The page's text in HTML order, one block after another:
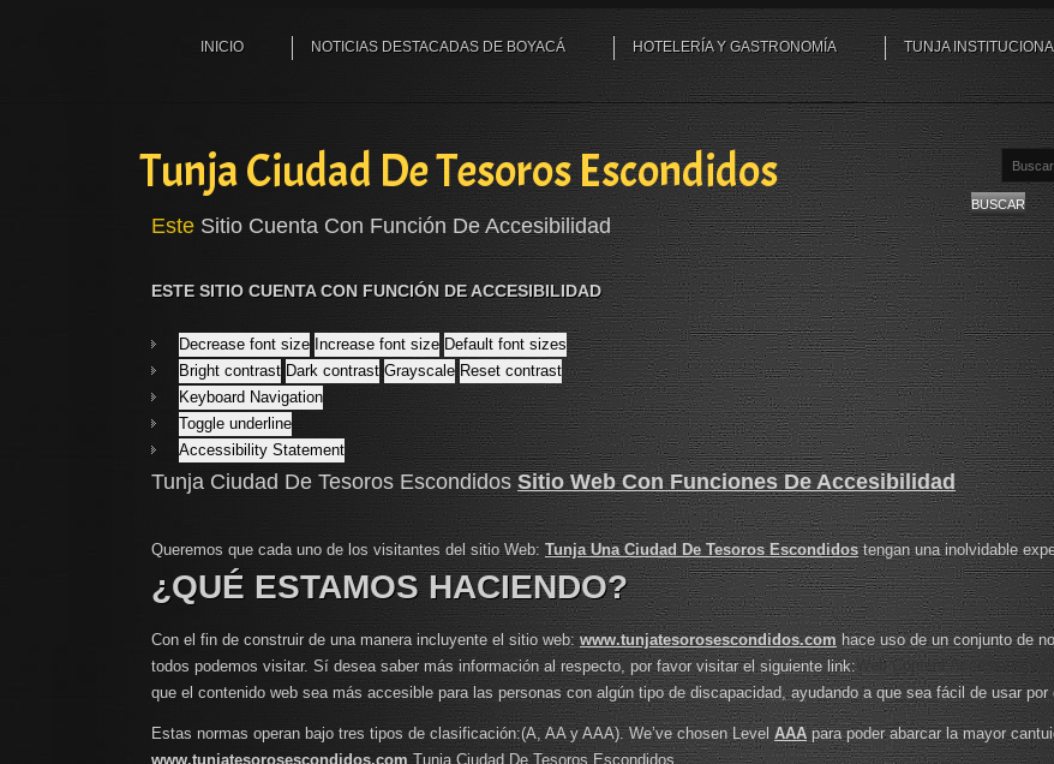
INICIO NOTICIAS DESTACADAS DE BOYACÁ HOTELERÍA Y GASTRONOMÍA TUNJA
Buscar...
BUSCAR
Tunja Ciudad De Tesoros Escondidos
Este Sitio Cuenta Con Función De Accesibilidad
ESTE SITIO CUENTA CON FUNCIÓN DE ACCESIBILIDAD
Decrease font size Increase font size Default font sizes
Bright contrast Dark contrast Grayscale Reset contrast
Keyboard Navigation
Toggle underline
Accessibility Statement
Tunja Ciudad De Tesoros EscondidosSitio Web Con Funciones De Accesibilidad
Queremos que cada uno de los visitantes del sitio Web: Tunja Una Ciudad De Tesoros Escondidostengan una inolvidable
¿QUÉ ESTAMOS HACIENDO?
Con el fin de construir de una manera incluyente el sitio web: www.tunjatesorosescondidos.com hace uso de un conjunto de
todos podemos visitar. Sí desea saber más información al respecto, por favor visitar el siguiente link:Web Content Accessibility
que el contenido web sea más accesible para las personas con algún tipo de discapacidad, ayudando a que sea fácil de usar por
Estas normas operan bajo tres tipos de clasificación:(A, AA y AAA). We’ve chosen Level AAApara poder abarcar la mayor
www.tunjatesorosescondidos.com Tunja Ciudad De Tesoros Escondidos